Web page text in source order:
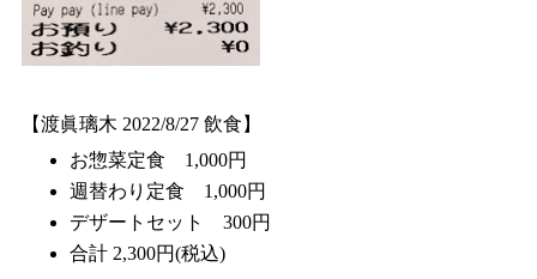
【渡眞璃木 2022/8/27 飲食】
お惣菜定食 1,000円
週替わり定食 1,000円
デザートセット 300円
合計 2,300円(税込)